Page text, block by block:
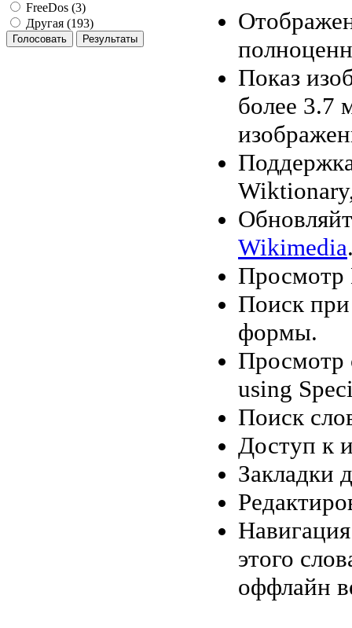
FreeDos (3)
Другая (193)
Показ
более 3.7
Wikimedia
Поиск
формы.
Просмотр
using
Поиск
Доступ к
Закладки
этого
оффлайн